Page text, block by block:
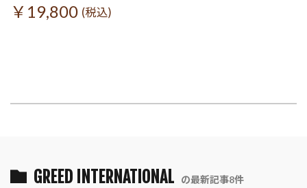
￥19,800 (税込)
GREED INTERNATIONAL の最新記事8件